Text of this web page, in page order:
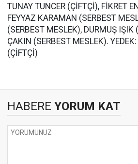
TUNAY TUNCER (ÇİFTÇİ), FİKRET
FEYYAZ KARAMAN (SERBEST
(SERBEST MESLEK), DURMUŞ IŞIK
ÇAKIN (SERBEST MESLEK).
(ÇİFTÇİ)
HABERE YORUM KAT